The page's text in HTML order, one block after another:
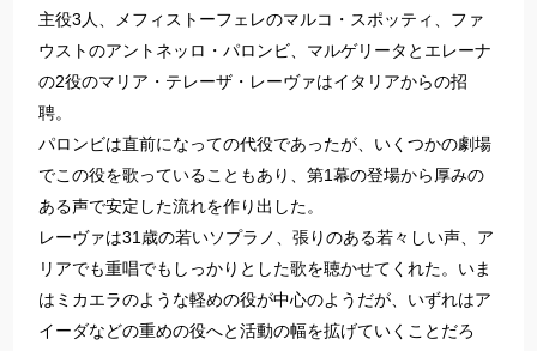
主役3人、メフィストーフェレのマルコ・スポッティ、ファ
ウストのアントネッロ・パロンビ、マルゲリータとエレーナ
の2役のマリア・テレーザ・レーヴァはイタリアからの招
聘。
パロンビは直前になっての代役であったが、いくつかの劇場
でこの役を歌っていることもあり、第1幕の登場から厚みの
ある声で安定した流れを作り出した。
レーヴァは31歳の若いソプラノ、張りのある若々しい声、ア
リアでも重唱でもしっかりとした歌を聴かせてくれた。いま
はミカエラのような軽めの役が中心のようだが、いずれはア
イーダなどの重めの役へと活動の幅を拡げていくことだろ